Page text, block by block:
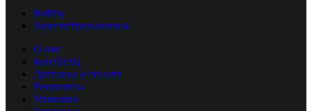
Войти
Зарегистрироваться
О нас
Контакты
Доставка и оплата
Реквизиты
Упаковка